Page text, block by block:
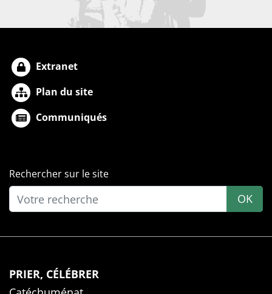
Extranet
Plan du site
Communiqués
Rechercher sur le site
OK
PRIER, CÉLÉBRER